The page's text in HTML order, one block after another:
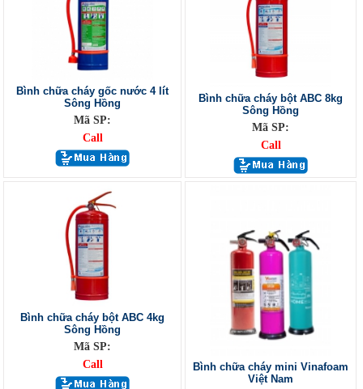
Bình chữa cháy gốc nước 4 lít
Sông Hồng
Mã SP:
Call
Bình chữa cháy bột ABC 8kg
Sông Hồng
Mã SP:
Call
Bình chữa cháy bột ABC 4kg
Sông Hồng
Mã SP:
Call
Bình chữa cháy mini Vinafoam
Việt Nam